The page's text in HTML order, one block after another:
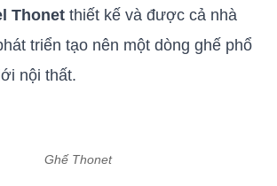
Thonet thiết kế và được cả nhà
triển tạo nên một dòng ghế phổ
nội thất.
Ghế Thonet